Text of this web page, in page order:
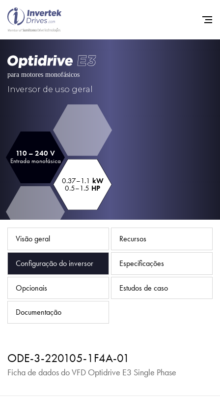
Inversor de uso geral
110 – 240 V
Entrada monofásica
0.37–1.1 kW
0.5–1.5 HP
Visão geral Recursos
Configuração do inversor Especificações
Opcionais Estudos de caso
Documentação
ODE-3-220105-1F4A-01
Ficha de dados do VFD Optidrive E3 Single Phase
Mapa do site
iSource